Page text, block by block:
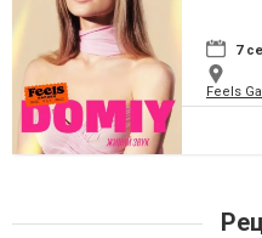
7
Feels